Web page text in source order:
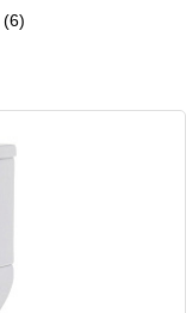
(6)